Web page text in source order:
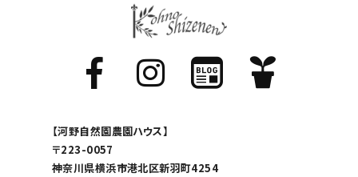
【河野自然園農園ハウス】
〒223-0057
神奈川県横浜市港北区新羽町4254